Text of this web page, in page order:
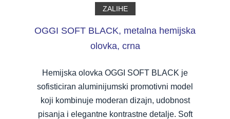
ZALIHE
OGGI SOFT BLACK, metalna hemijska
olovka, crna
Hemijska olovka OGGI SOFT BLACK je
sofisticiran aluminijumski promotivni model
koji kombinuje moderan dizajn, udobnost
pisanja i elegantne kontrastne detalje. Soft